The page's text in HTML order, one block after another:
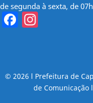
de segunda à sexta, de
Facebook
© 2026 l Prefeitura de
de Comunicação